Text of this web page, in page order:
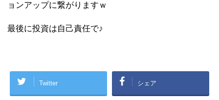
ョンアップに繋がりますｗ
最後に投資は自己責任で♪
Twitter シェア